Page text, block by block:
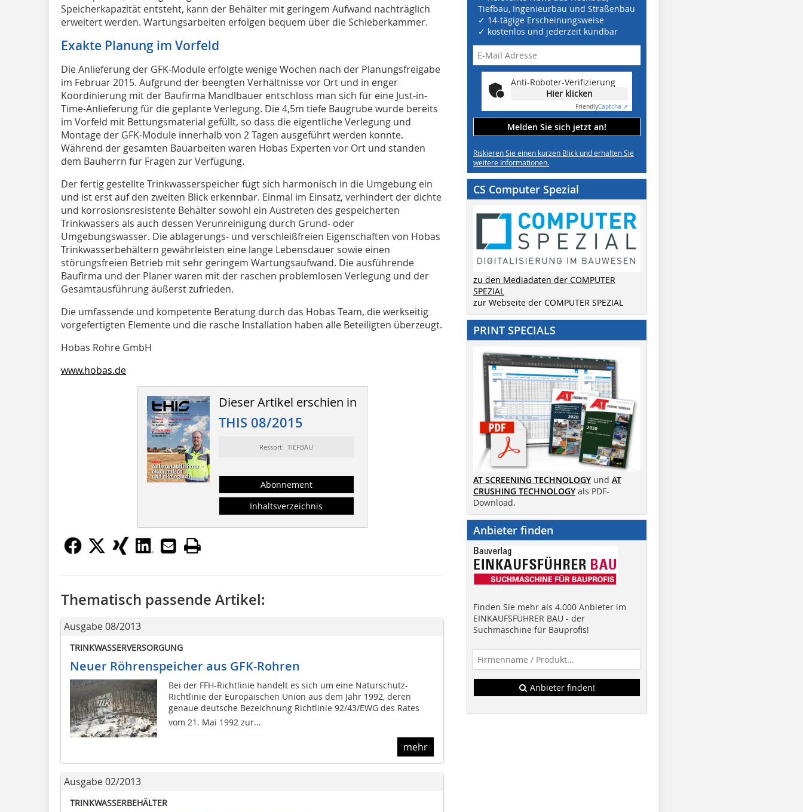
Speicherkapazität entsteht, kann der Behälter mit geringem Aufwand nachträglich
erweitert werden. Wartungsarbeiten erfolgen bequem über die Schieberkammer.
Exakte Planung im Vorfeld
Die Anlieferung der GFK-Module erfolgte wenige Wochen nach der Planungsfreigabe
im Februar 2015. Aufgrund der beengten Verhältnisse vor Ort und in enger
Koordinierung mit der Baufirma Mandlbauer entschloss man sich für eine Just-in-
Time-Anlieferung für die geplante Verlegung. Die 4,5m tiefe Baugrube wurde bereits
im Vorfeld mit Bettungsmaterial gefüllt, so dass die eigentliche Verlegung und
Montage der GFK-Module innerhalb von 2 Tagen ausgeführt werden konnte.
Während der gesamten Bauarbeiten waren Hobas Experten vor Ort und standen
dem Bauherrn für Fragen zur Verfügung.
Der fertig gestellte Trinkwasserspeicher fügt sich harmonisch in die Umgebung ein
und ist erst auf den zweiten Blick erkennbar. Einmal im Einsatz, verhindert der dichte
und korrosionsresistente Behälter sowohl ein Austreten des gespeicherten
Trinkwassers als auch dessen Verunreinigung durch Grund- oder
Umgebungswasser. Die ablagerungs- und verschleißfreien Eigenschaften von Hobas
Trinkwasserbehältern gewährleisten eine lange Lebensdauer sowie einen
störungsfreien Betrieb mit sehr geringem Wartungsaufwand. Die ausführende
Baufirma und der Planer waren mit der raschen problemlosen Verlegung und der
Gesamtausführung äußerst zufrieden.
Die umfassende und kompetente Beratung durch das Hobas Team, die werkseitig
vorgefertigten Elemente und die rasche Installation haben alle Beteiligten überzeugt.
Hobas Rohre GmbH
www.hobas.de
Dieser Artikel erschien in
THIS 08/2015
Ressort: TIEFBAU
Abonnement
Inhaltsverzeichnis
Thematisch passende Artikel:
Ausgabe 08/2013
TRINKWASSERVERSORGUNG
Neuer Röhrenspeicher aus GFK-Rohren
Bei der FFH-Richtlinie handelt es sich um eine Naturschutz-
Richtlinie der Europäischen Union aus dem Jahr 1992, deren
genaue deutsche Bezeichnung Richtlinie 92/43/EWG des Rates
vom 21. Mai 1992 zur...
mehr
Ausgabe 02/2013
TRINKWASSERBEHÄLTER
Tiefbau, Ingenieurbau und Straßenbau
✓ 14-tägige Erscheinungsweise
✓ kostenlos und jederzeit kündbar
Anti-Roboter-Verifizierung
Hier klicken
FriendlyCaptcha ⇗
Melden Sie sich jetzt an!
Riskieren Sie einen kurzen Blick und erhalten Sie
weitere Informationen.
CS Computer Spezial
zu den Mediadaten der COMPUTER
SPEZIAL
zur Webseite der COMPUTER SPEZIAL
PRINT SPECIALS
AT SCREENING TECHNOLOGY und AT
CRUSHING TECHNOLOGY als PDF-
Download.
Anbieter finden
Finden Sie mehr als 4.000 Anbieter im
EINKAUFSFÜHRER BAU - der
Suchmaschine für Bauprofis!
Anbieter finden!